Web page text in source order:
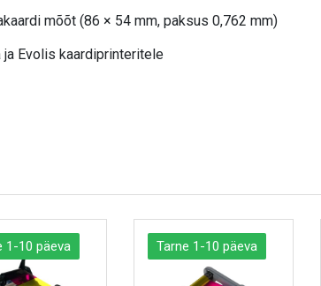
mõõt (86 × 54 mm, paksus 0,762 mm)
Evolis kaardiprinteritele
1-10 päeva Tarne 1-10 päeva